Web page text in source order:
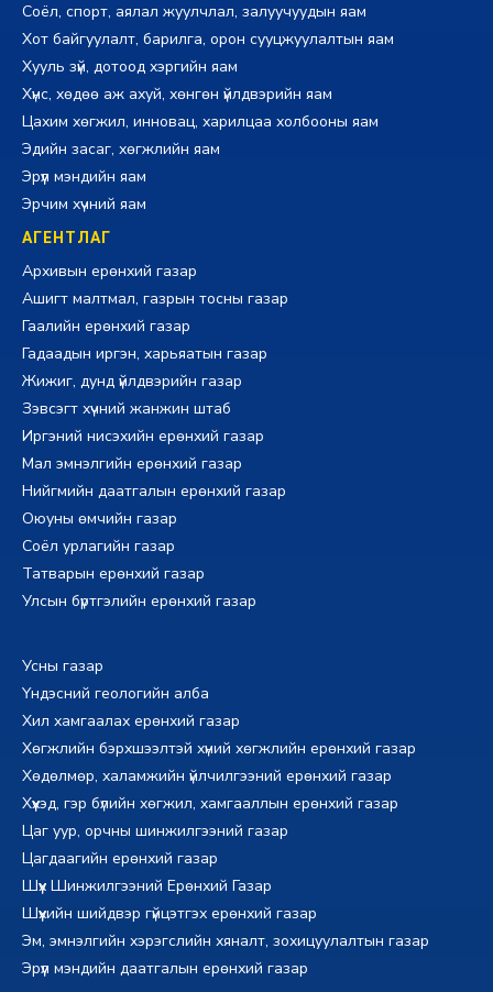
Соёл, спорт, аялал жуулчлал, залуучуудын яам
Хот байгуулалт, барилга, орон сууцжуулалтын яам
Хууль зүй, дотоод хэргийн яам
Хүнс, хөдөө аж ахуй, хөнгөн үйлдвэрийн яам
Цахим хөгжил, инновац, харилцаа холбооны яам
Эдийн засаг, хөгжлийн яам
Эрүүл мэндийн яам
Эрчим хүчний яам
АГЕНТЛАГ
Архивын ерөнхий газар
Ашигт малтмал, газрын тосны газар
Гаалийн ерөнхий газар
Гадаадын иргэн, харьяатын газар
Жижиг, дунд үйлдвэрийн газар
Зэвсэгт хүчний жанжин штаб
Иргэний нисэхийн ерөнхий газар
Мал эмнэлгийн ерөнхий газар
Нийгмийн даатгалын ерөнхий газар
Оюуны өмчийн газар
Соёл урлагийн газар
Татварын ерөнхий газар
Улсын бүртгэлийн ерөнхий газар
Усны газар
Үндэсний геологийн алба
Хил хамгаалах ерөнхий газар
Хөгжлийн бэрхшээлтэй хүний хөгжлийн ерөнхий газар
Хөдөлмөр, халамжийн үйлчилгээний ерөнхий газар
Хүүхэд, гэр бүлийн хөгжил, хамгааллын ерөнхий газар
Цаг уур, орчны шинжилгээний газар
Цагдаагийн ерөнхий газар
Шүүх Шинжилгээний Ерөнхий Газар
Шүүхийн шийдвэр гүйцэтгэх ерөнхий газар
Эм, эмнэлгийн хэрэгслийн хяналт, зохицуулалтын газар
Эрүүл мэндийн даатгалын ерөнхий газар